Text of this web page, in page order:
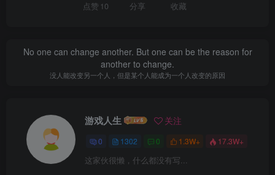
点赞 10 分享 收藏
No one can change another. But one can be the reason for
another to change.
没人能改变另一个人，但是某个人能成为一个人改变的原因
游戏人生 关注
0 1302 0 1.3W+ 17.3W+
这家伙很懒，什么都没有写...